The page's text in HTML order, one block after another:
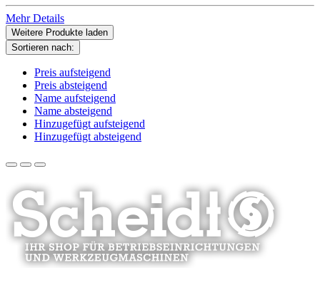
Mehr Details
Weitere Produkte laden
Sortieren nach:
Preis aufsteigend
Preis absteigend
Name aufsteigend
Name absteigend
Hinzugefügt aufsteigend
Hinzugefügt absteigend